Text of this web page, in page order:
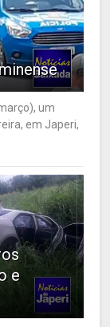
um
em Japeri,
e